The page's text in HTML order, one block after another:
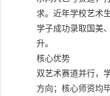
求。近年学校艺术
学子成功录取国美
升。
核心优势
双艺术赛道并行，
方向；核心师资均